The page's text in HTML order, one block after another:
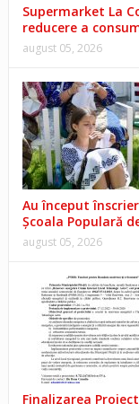
Supermarket La
reducere a
august 05, 2026
Au început
Școala Populară
august 05, 2026
Finalizarea